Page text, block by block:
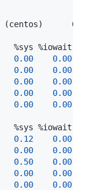
(centos)
0.00
0.00
0.00
0.00
0.00
0.00
0.00
0.00
0.00 0.00
0.12
0.00
0.00
0.00
0.50
0.00
0.00
0.00
0.00 0.00